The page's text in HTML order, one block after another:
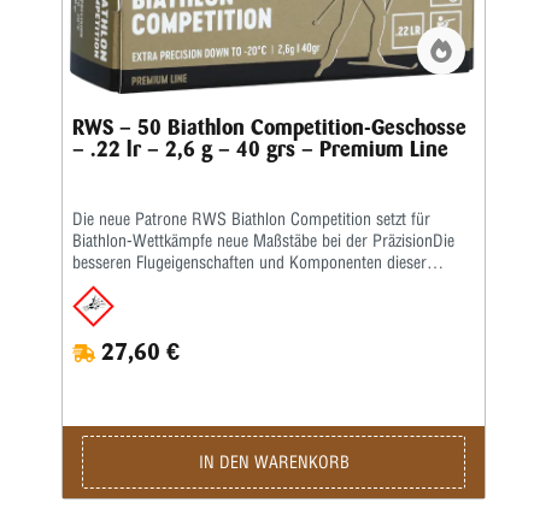
Flugbahn und eine überzeugende Leistung auf dem
Schießstand sowie bei zulässigen jagdlichen Anwendungen.
Dank der bewährten RWS-Fertigungsqualität erhalten Sie
eine Premium-Randfeuerpatrone, auf die Sie sich jederzeit
verlassen können. ! Verkauf nur mit gültigem
RWS – 50 Biathlon Competition-Geschosse
– .22 lr – 2,6 g – 40 grs – Premium Line
Die neue Patrone RWS Biathlon Competition setzt für
Biathlon-Wettkämpfe neue Maßstäbe bei der PräzisionDie
besseren Flugeigenschaften und Komponenten dieser
Patrone sorgen für einzigartige Präzision bei Temperaturen
bis -20 °C. Das kompaktere Trefferbild der RWS Biathlon
Competition im Vergleich zum wichtigsten
Konkurrenzprodukt beweist die höhere Genauigkeit dieser
Patrone. Um diesen Qualitätsstandard zu erreichen, wurde
denen der Wettkämpfe ähneln. Die Patrone hat ein 2,6 g
(40 gr) schweres Blei-Rundkopfgeschoss mit einer
konstanten Mündungsgeschwindigkeit von 320 m/s bei -20
°C. Sie hat ein bleifreies Anzündhütchen, das für eine
27,60 €
IN DEN WARENKORB